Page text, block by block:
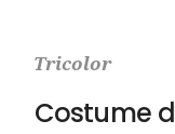
Tricolor
Costume